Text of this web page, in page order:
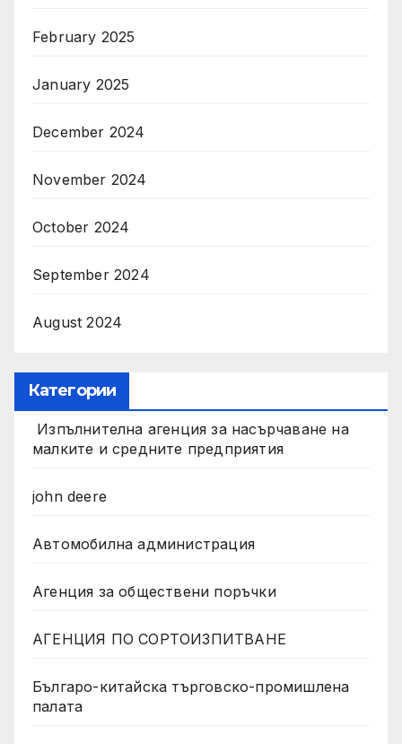
February 2025
January 2025
December 2024
November 2024
October 2024
September 2024
August 2024
Категории
Изпълнителна агенция за насърчаване на
малките и средните предприятия
john deere
Автомобилна администрация
Агенция за обществени поръчки
АГЕНЦИЯ ПО СОРТОИЗПИТВАНЕ
Българо-китайска търговско-промишлена
палата